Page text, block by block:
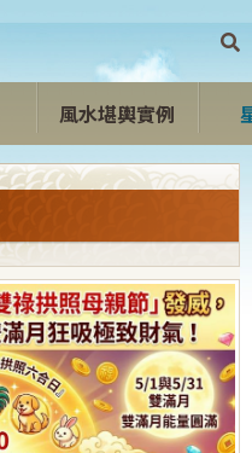
風水堪輿實例